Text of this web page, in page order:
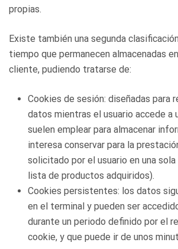
propias.
Existe también una segunda
tiempo que permanecen almacenadas
cliente, pudiendo tratarse de:
Cookies de sesión: diseñadas para
datos mientras el usuario accede a
suelen emplear para almacenar
interesa conservar para la
solicitado por el usuario en una sola
lista de productos adquiridos).
Cookies persistentes: los datos
en el terminal y pueden ser
durante un periodo definido por el
cookie, y que puede ir de unos